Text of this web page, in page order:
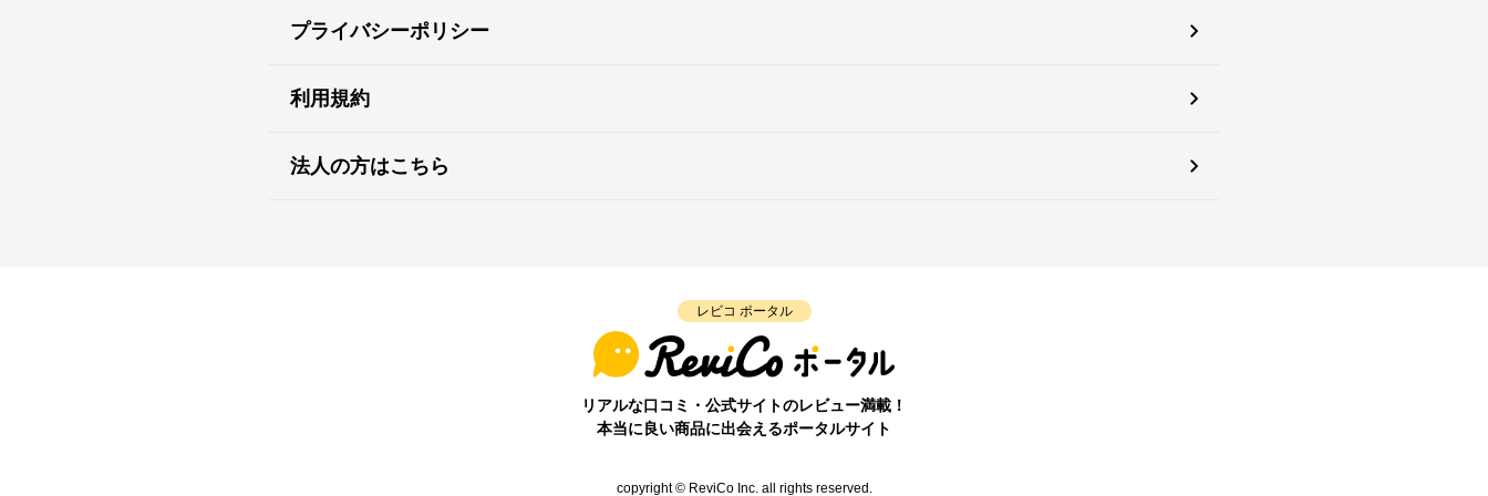
プライバシーポリシー
利用規約
法人の方はこちら
レビコ ポータル
リアルな口コミ・公式サイトのレビュー満載！
本当に良い商品に出会えるポータルサイト
copyright © ReviCo Inc. all rights reserved.